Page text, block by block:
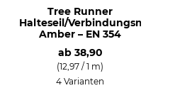
Tree Runner
Halteseil/Verbindungsmittel
Amber – EN 354
ab 38,90
(12,97 / 1 m)
4 Varianten